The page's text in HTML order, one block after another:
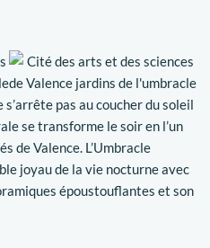
pas au coucher du soleil
se transforme le soir en l’un
de Valence. L’Umbracle
joyau de la vie nocturne avec
époustouflantes et son